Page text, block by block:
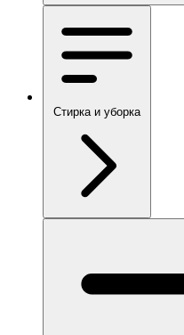
Стирка и уборка